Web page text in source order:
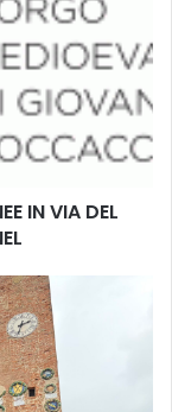
IN VIA DEL